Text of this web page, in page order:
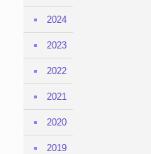
2024
2023
2022
2021
2020
2019